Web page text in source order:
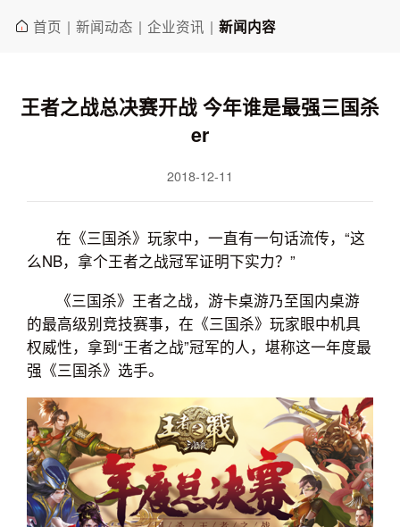
首页 | 新闻动态 | 企业资讯 | 新闻内容
王者之战总决赛开战 今年谁是最强三国杀
er
2018-12-11
在《三国杀》玩家中，一直有一句话流传，“这
么NB，拿个王者之战冠军证明下实力？”
《三国杀》王者之战，游卡桌游乃至国内桌游
的最高级别竞技赛事，在《三国杀》玩家眼中机具
权威性，拿到“王者之战”冠军的人，堪称这一年度最
强《三国杀》选手。